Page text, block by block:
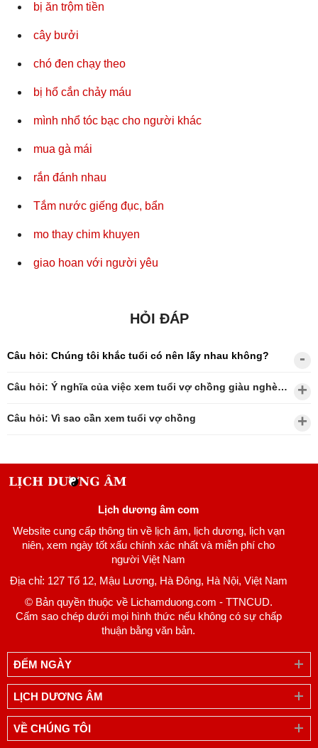
bị ăn trộm tiền
cây bưởi
chó đen chạy theo
bị hổ cắn chảy máu
mình nhổ tóc bạc cho người khác
mua gà mái
rắn đánh nhau
Tắm nước giếng đục, bẩn
mo thay chim khuyen
giao hoan với người yêu
HỎI ĐÁP
Câu hỏi: Chúng tôi khắc tuổi có nên lấy nhau không?
Câu hỏi: Ý nghĩa của việc xem tuổi vợ chồng giàu nghèo?
Câu hỏi: Vì sao cần xem tuổi vợ chồng
Lịch dương âm com
Website cung cấp thông tin về lịch âm, lịch dương, lịch vạn
niên, xem ngày tốt xấu chính xác nhất và miễn phí cho
người Việt Nam
Địa chỉ: 127 Tổ 12, Mậu Lương, Hà Đông, Hà Nội, Việt Nam
© Bản quyền thuộc về Lichamduong.com - TTNCUD.
Cấm sao chép dưới mọi hình thức nếu không có sự chấp
thuận bằng văn bản.
ĐẾM NGÀY
LỊCH DƯƠNG ÂM
VỀ CHÚNG TÔI